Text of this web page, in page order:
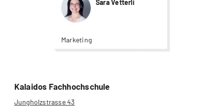
Sara Vetterli
Marketing
Kalaidos Fachhochschule
Jungholzstrasse 43